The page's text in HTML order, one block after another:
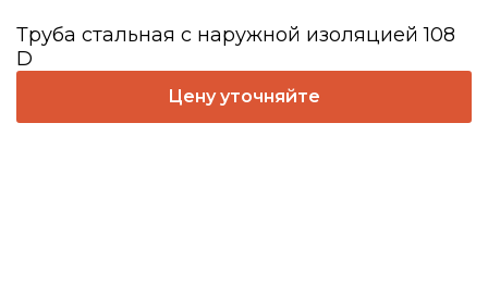
Труба стальная с наружной изоляцией 108
D
Цену уточняйте